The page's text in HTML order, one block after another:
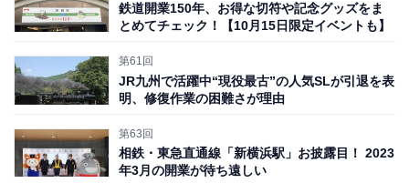
鉄道開業150年、お得な切符や記念グッズをま
とめてチェック！【10月15日限定イベントも】
第61回
JR九州で活躍中“現役最古”の人気SLが引退を表
明、修復作業の困難さが理由
第63回
相鉄・東急直通線「新横浜駅」お披露目！ 2023
年3月の開業が待ち遠しい